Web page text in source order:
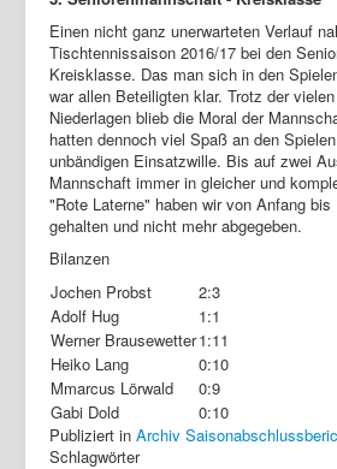
Einen nicht ganz unerwarteten Verlauf
Tischtennissaison 2016/17 bei den
Kreisklasse. Das man sich in den
war allen Beteiligten klar. Trotz der
Niederlagen blieb die Moral der
hatten dennoch viel Spaß an den
unbändigen Einsatzwille. Bis auf zwei
Mannschaft immer in gleicher und
"Rote Laterne" haben wir von Anfang bis
gehalten und nicht mehr abgegeben.
Bilanzen
Jochen Probst
2:3
Adolf Hug
1:1
Werner Brausewetter1:11
Heiko Lang
0:10
Mmarcus Lörwald
0:9
Gabi Dold
0:10
Publiziert in Archiv
Schlagwörter